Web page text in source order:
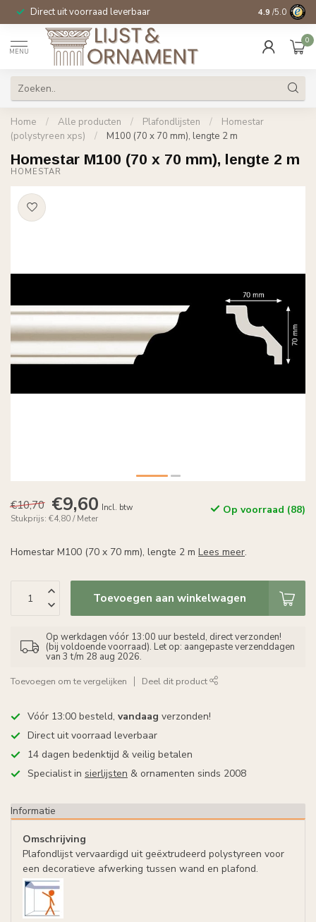
Direct uit voorraad leverbaar 14 dagen
4.9 /5.0
MENU
0
Home / Alle producten / Plafondlijsten /
Homestar
(polystyreen xps)
/ M100 (70 x 70 mm), lengte 2 m
Homestar M100 (70 x 70 mm), lengte 2 m
HOMESTAR
€10,70 €9,60 Incl. btw
Stukprijs: €4,80 / Meter
Op voorraad (88)
Homestar M100 (70 x 70 mm), lengte 2 m Lees meer.
Toevoegen aan winkelwagen
Op werkdagen vóór 13:00 uur besteld, direct verzonden!
(bij voldoende voorraad). Let op: aangepaste verzenddagen
van 3 t/m 28 aug 2026.
Toevoegen om te vergelijken Deel dit product
Vóór 13:00 besteld, vandaag verzonden!
Direct uit voorraad leverbaar
14 dagen bedenktijd & veilig betalen
Specialist in sierlijsten & ornamenten sinds 2008
Informatie
Omschrijving
Plafondlijst vervaardigd uit geëxtrudeerd polystyreen voor
een decoratieve afwerking tussen wand en plafond.